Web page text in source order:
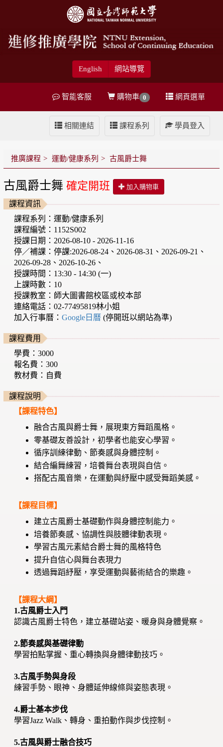
English 網站導覽
網頁選單
購物車 0
智能客服
學員登入
課程系列
相關連結
推廣課程 運動/健康系列 古風爵士舞
古風爵士舞 確定開班 加入購物車
課程資訊
課程系列：運動/健康系列
課程編號：1152S002
授課日期：2026-08-10 - 2026-11-16
停／補課：停課:2026-08-24、2026-08-31、2026-09-21、
2026-09-28、2026-10-26、
授課時間：13:30 - 14:30 (一)
上課時數：10
授課教室：師大圖書館校區或校本部
連絡電話：02-77495819林小姐
加入行事曆：Google日曆(停開班以網站為準)
課程費用
學費：3000
報名費：300
教材費：自費
課程說明
【課程特色】
融合古風與爵士舞，展現東方舞蹈風格。
零基礎友善設計，初學者也能安心學習。
循序訓練律動、節奏感與身體控制。
結合編舞練習，培養舞台表現與自信。
搭配古風音樂，在運動與紓壓中感受舞蹈美感。
【課程目標】
建立古風爵士基礎動作與身體控制能力。
培養節奏感、協調性與肢體律動表現。
學習古風元素結合爵士舞的風格特色
提升自信心與舞台表現力
透過舞蹈紓壓，享受運動與藝術結合的樂趣。
【課程大綱】
1.古風爵士入門
認識古風爵士特色，建立基礎站姿、暖身與身體覺察。
2.節奏感與基礎律動
學習拍點掌握、重心轉換與身體律動技巧。
3.古風手勢與身段
練習手勢、眼神、身體延伸線條與姿態表現。
4.爵士基本步伐
學習Jazz Walk、轉身、重拍動作與步伐控制。
5.古風與爵士融合技巧